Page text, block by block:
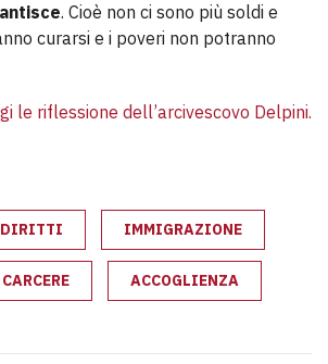
. Cioè non ci sono più soldi e
curarsi e i poveri non potranno
le riflessione dell’arcivescovo Delpini.
DIRITTI IMMIGRAZIONE
CARCERE ACCOGLIENZA